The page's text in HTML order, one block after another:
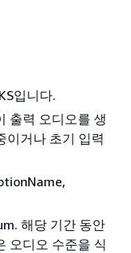
입니다.
출력 오디오를 생
이거나 초기 입력
해당 기간 동안
오디오 수준을 식